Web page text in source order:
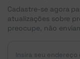
Cadastre-se agora
atualizações sobre
preocupe, não